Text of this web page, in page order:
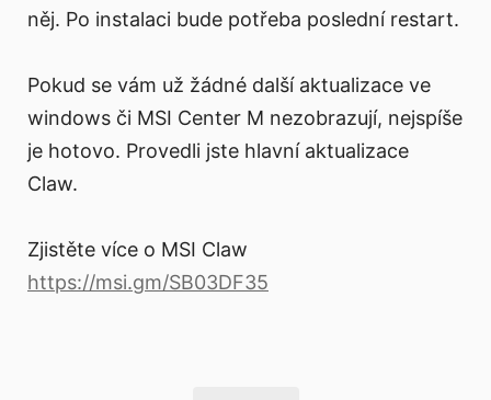
něj. Po instalaci bude potřeba poslední restart.
Pokud se vám už žádné další aktualizace ve
windows či MSI Center M nezobrazují, nejspíše
je hotovo. Provedli jste hlavní aktualizace
Claw.
Zjistěte více o MSI Claw
https://msi.gm/SB03DF35